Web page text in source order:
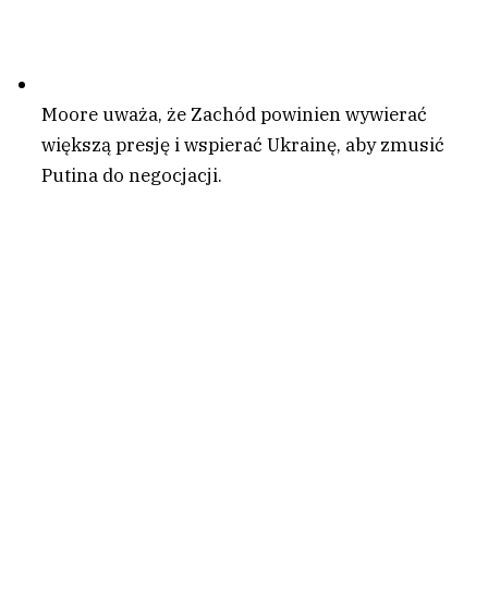
Moore uważa, że Zachód powinien wywierać
większą presję i wspierać Ukrainę, aby zmusić
Putina do negocjacji.